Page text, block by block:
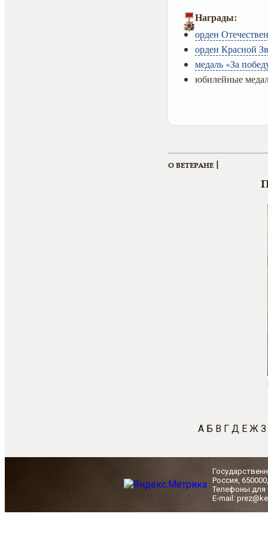
Награды:
орден
орден Красной
медаль «За
юбилейные
О ВЕТЕРАНЕ |
А Б В Г Д Е Ж З
Россия,
Телефоны для
E-mail: